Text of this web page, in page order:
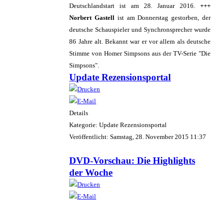
Deutschlandstart ist am 28. Januar 2016. +++
Norbert Gastell ist am Donnerstag gestorben, der
deutsche Schauspieler und Synchronsprecher wurde
86 Jahre alt. Bekannt war er vor allem als deutsche
Stimme von Homer Simpsons aus der TV-Serie "Die
Simpsons".
Update Rezensionsportal
Details
Kategorie: Update Rezensionsportal
Veröffentlicht: Samstag, 28. November 2015 11:37
DVD-Vorschau: Die Highlights
der Woche